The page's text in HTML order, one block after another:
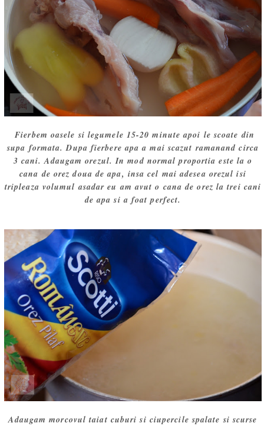
Fierbem oasele si legumele 15-20 minute apoi le scoate din
supa formata. Dupa fierbere apa a mai scazut ramanand circa
3 cani. Adaugam orezul. In mod normal proportia este la o
cana de orez doua de apa, insa cel mai adesea orezul isi
tripleaza volumul asadar eu am avut o cana de orez la trei cani
de apa si a foat perfect.
Adaugam morcovul taiat cuburi si ciupercile spalate si scurse